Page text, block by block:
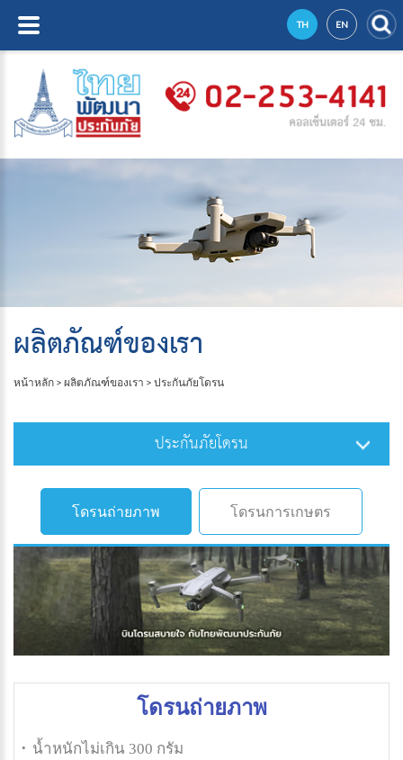
TH EN
ผลิตภัณฑ์ของเรา
หน้าหลัก > ผลิตภัณฑ์ของเรา > ประกันภัยโดรน
ประกันภัยโดรน
โดรนถ่ายภาพ โดรนการเกษตร
โดรนถ่ายภาพ
น้ำหนักไม่เกิน 300 กรัม